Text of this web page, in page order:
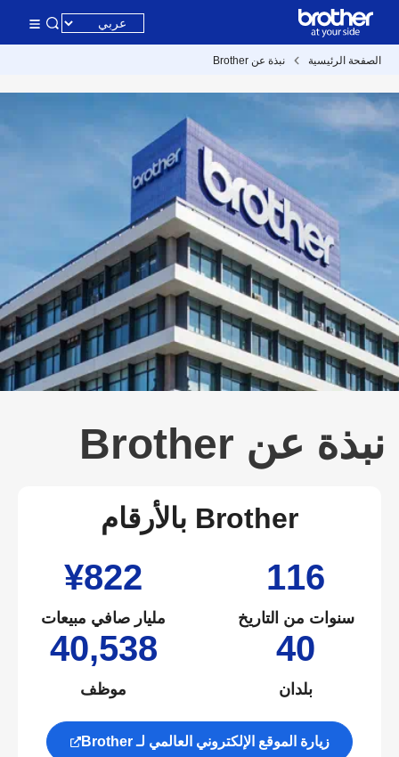
الصفحة الرئيسية نبذة عن Brother
نبذة عن Brother
Brother بالأرقام
116
سنوات من التاريخ
¥822
مليار صافي مبيعات
40
بلدان
40,538
موظف
زيارة الموقع الإلكتروني العالمي لـ Brother